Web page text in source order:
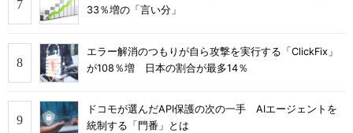
33％増の「言い分」
エラー解消のつもりが自ら攻撃を実行する「ClickFix」
が108％増 日本の割合が最多14％
ドコモが選んだAPI保護の次の一手 AIエージェントを
統制する「門番」とは